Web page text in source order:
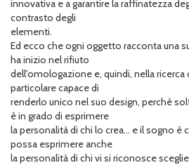
innovativa e a garantire la raffinatezza
contrasto degli
elementi.
Ed ecco che ogni oggetto racconta una
ha inizio nel rifiuto
dell'omologazione e, quindi, nella ricerca
particolare capace di
renderlo unico nel suo design, perchè
è in grado di esprimere
la personalità di chi lo crea... e il sogno
possa esprimere anche
la personalità di chi vi si riconosce